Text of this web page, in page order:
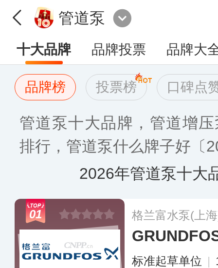
管道泵
十大品牌 品牌投票 品牌大
品牌榜 投票榜 口碑点
管道泵十大品牌，管道增
排行，管道泵什么牌子好〔
2026年管道泵十大
01 格兰富水泵(上
标准起草单位 |